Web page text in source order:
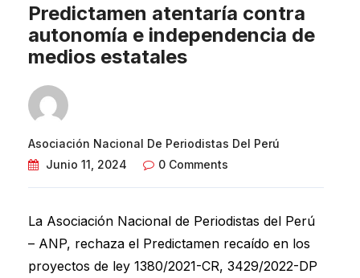
Predictamen atentaría contra
autonomía e independencia de
medios estatales
Asociación Nacional De Periodistas Del Perú
Junio 11, 2024
0 Comments
La Asociación Nacional de Periodistas del Perú
– ANP, rechaza el Predictamen recaído en los
proyectos de ley 1380/2021-CR, 3429/2022-DP